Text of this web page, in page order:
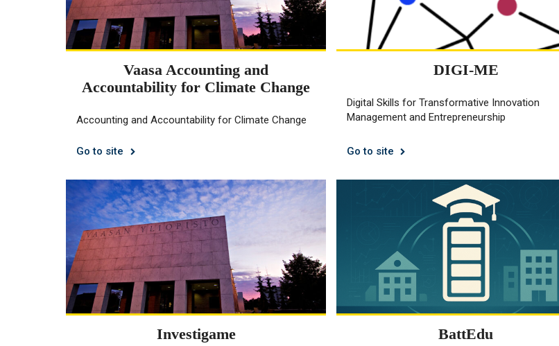
Vaasa Accounting and
Accountability for Climate Change
Accounting and Accountability for Climate Change
Go to site
DIGI-ME
Digital Skills for Transformative Innovation
Management and Entrepreneurship
Go to site
Investigame BattEdu